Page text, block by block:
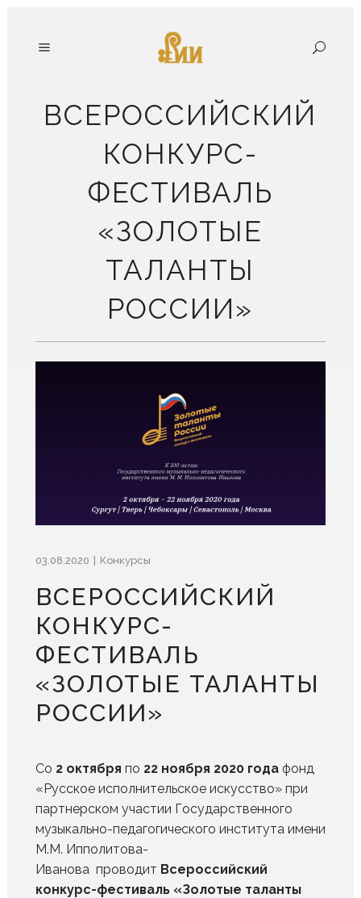
ВСЕРОССИЙСКИЙ
КОНКУРС-
ФЕСТИВАЛЬ
«ЗОЛОТЫЕ
ТАЛАНТЫ
РОССИИ»
03.08.2020 Конкурсы
ВСЕРОССИЙСКИЙ
КОНКУРС-
ФЕСТИВАЛЬ
«ЗОЛОТЫЕ ТАЛАНТЫ
РОССИИ»
Со 2 октября по 22 ноября 2020 года фонд
«Русское исполнительское искусство» при
партнерском участии Государственного
музыкально-педагогического института имени
М.М. Ипполитова-
Иванова проводит Всероссийский
конкурс-фестиваль «Золотые таланты